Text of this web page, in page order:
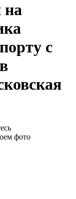
на
с
фото